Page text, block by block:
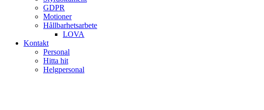
GDPR
Motioner
Hållbarhetsarbete
LOVA
Kontakt
Personal
Hitta hit
Helgpersonal